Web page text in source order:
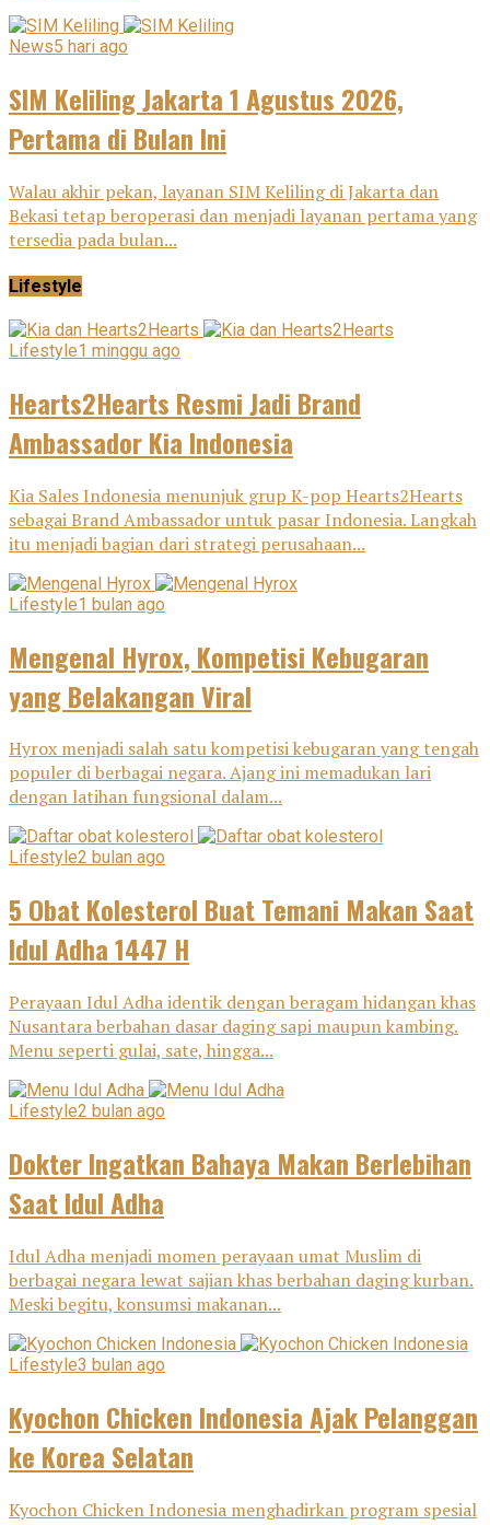
News5 hari ago
SIM Keliling Jakarta 1 Agustus 2026,
Pertama di Bulan Ini
Walau akhir pekan, layanan SIM Keliling di Jakarta dan
Bekasi tetap beroperasi dan menjadi layanan pertama yang
tersedia pada bulan...
Lifestyle
Lifestyle1 minggu ago
Hearts2Hearts Resmi Jadi Brand
Ambassador Kia Indonesia
Kia Sales Indonesia menunjuk grup K-pop Hearts2Hearts
sebagai Brand Ambassador untuk pasar Indonesia. Langkah
itu menjadi bagian dari strategi perusahaan...
Lifestyle1 bulan ago
Mengenal Hyrox, Kompetisi Kebugaran
yang Belakangan Viral
Hyrox menjadi salah satu kompetisi kebugaran yang tengah
populer di berbagai negara. Ajang ini memadukan lari
dengan latihan fungsional dalam...
Lifestyle2 bulan ago
5 Obat Kolesterol Buat Temani Makan Saat
Idul Adha 1447 H
Perayaan Idul Adha identik dengan beragam hidangan khas
Nusantara berbahan dasar daging sapi maupun kambing.
Menu seperti gulai, sate, hingga...
Lifestyle2 bulan ago
Dokter Ingatkan Bahaya Makan Berlebihan
Saat Idul Adha
Idul Adha menjadi momen perayaan umat Muslim di
berbagai negara lewat sajian khas berbahan daging kurban.
Meski begitu, konsumsi makanan...
Lifestyle3 bulan ago
Kyochon Chicken Indonesia Ajak Pelanggan
ke Korea Selatan
Kyochon Chicken Indonesia menghadirkan program spesial